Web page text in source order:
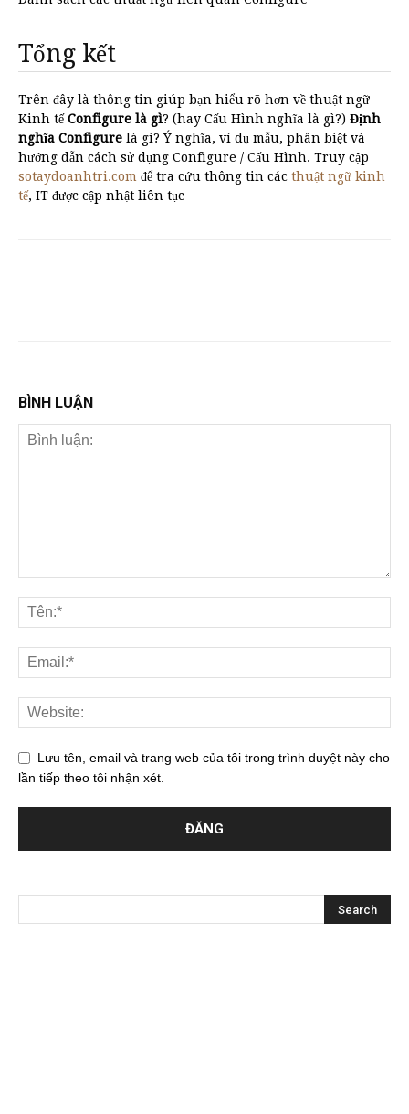
Tổng kết
Trên đây là thông tin giúp bạn hiểu rõ hơn về thuật ngữ
Kinh tếConfigure là gì? (hay Cấu Hình nghĩa là gì?) Định
nghĩa Configure là gì? Ý nghĩa, ví dụ mẫu, phân biệt và
hướng dẫn cách sử dụng Configure / Cấu Hình. Truy cập
sotaydoanhtri.com để tra cứu thông tin các thuật ngữ kinh
tế, IT được cập nhật liên tục
BÌNH LUẬN
Lưu tên, email và trang web của tôi trong trình duyệt này cho
lần tiếp theo tôi nhận xét.